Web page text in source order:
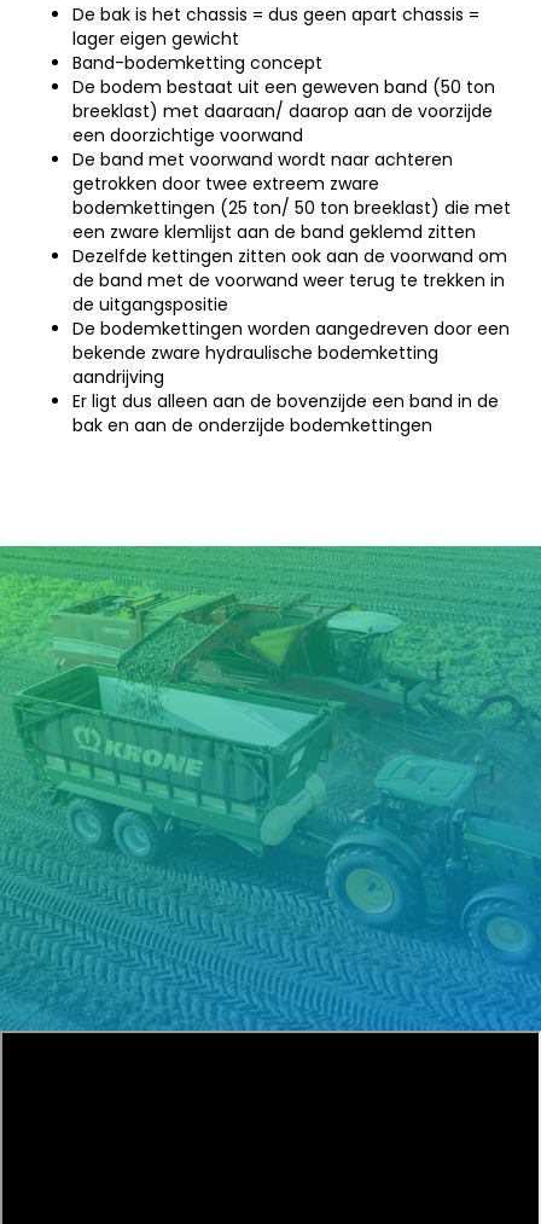
De bak is het chassis = dus geen apart chassis =
lager eigen gewicht
Band-bodemketting concept
De bodem bestaat uit een geweven band (50 ton
breeklast) met daaraan/ daarop aan de voorzijde
een doorzichtige voorwand
De band met voorwand wordt naar achteren
getrokken door twee extreem zware
bodemkettingen (25 ton/ 50 ton breeklast) die met
een zware klemlijst aan de band geklemd zitten
Dezelfde kettingen zitten ook aan de voorwand om
de band met de voorwand weer terug te trekken in
de uitgangspositie
De bodemkettingen worden aangedreven door een
bekende zware hydraulische bodemketting
aandrijving
Er ligt dus alleen aan de bovenzijde een band in de
bak en aan de onderzijde bodemkettingen